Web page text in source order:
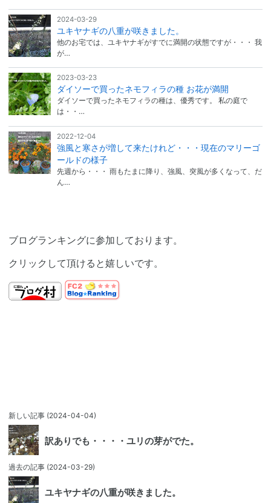
2024-03-29
ユキヤナギの八重が咲きました。
他のお宅では、ユキヤナギがすでに満開の状態ですが・・・ 我
が…
2023-03-23
ダイソーで買ったネモフィラの種 お花が満開
ダイソーで買ったネモフィラの種は、優秀です。 私の庭で
は・・…
2022-12-04
強風と寒さが増して来たけれど・・・現在のマリーゴ
ールドの様子
先週から・・・ 雨もたまに降り、強風、突風が多くなって、だ
ん…
ブログランキングに参加しております。
クリックして頂けると嬉しいです。
新しい記事 (2024-04-04)
訳ありでも・・・・ユリの芽がでた。
過去の記事 (2024-03-29)
ユキヤナギの八重が咲きました。